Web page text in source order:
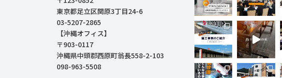
東京都足立区関原3丁目24-6
03-5207-2865
【沖縄オフィス】
〒903-0117
沖縄県中頭郡西原町翁長558-2-103
098-963-5508